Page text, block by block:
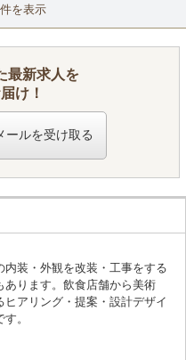
まで、手掛ける案件は多岐にわた
経験を活かしながら、常に新しい
件を表示
最新求人を
け！
ールを受け取る
内装・外観を改装・工事をする
ります。飲食店舗から美術
アリング・提案・設計デザイ
。